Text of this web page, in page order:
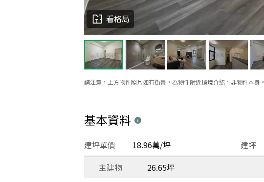
請注意，上方物件照片如有街景，為物件附近環境介紹，非物件本身。
看格局
基本資料
建坪
建坪單價 18.96萬/坪
主建物
26.65坪